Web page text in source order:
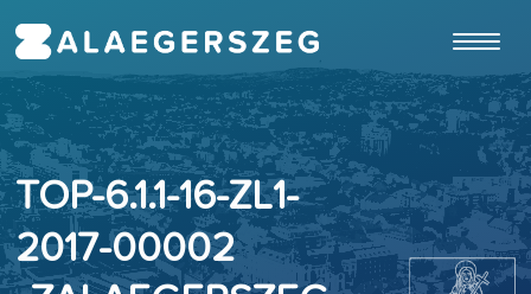
TOP-6.1.1-16-ZL1-
2017-00002